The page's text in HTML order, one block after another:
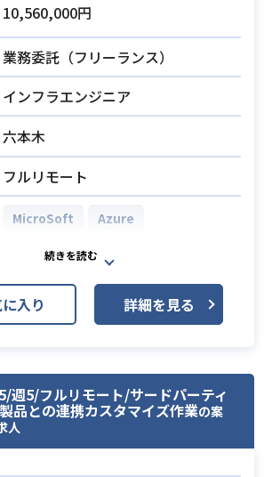
の設計、導入、運用管理
・Exchange Online の構成、メール
フロー管理、セキュリティポリシー
の適用
・Intune を用いたデバイス管理（Wi
ndows, iOS, Android）、アプリ配
布、構成プロファイルの管理
・Microsoft Purview を活用した DL
P（データ損失防止）ポリシーの設
計・実装
・セキュリティインシデントの調
査・対応、ログ分析、レポート作成
・PowerShell スクリプトによる自動
化・運用効率化
・日本語
・英語（読み書きに加え、オンライ
ン会議、指示などが可能なレベル）
10,560,000円
業務委託（フリーランス）
インフラエンジニア
六本木
フルリモート
MicroSoft Azure
顧客複数案件においてのPJリードポ
ジションをお任せする想定です。
MS系案件が複数あり、スキルにより
担当案件が変わります。
きをしながら、プロジェクトリード
を行っていただく想定です。
・Microsoft系製品に強い方。
入り 詳細を見る
週5/フルリモート/サードパーティ
品との連携カスタマイズ作業の案
人